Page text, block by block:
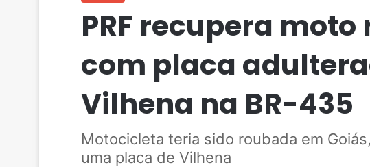
PRF recupera
com placa
Vilhena na BR-435
Motocicleta teria sido roubada em
uma placa de Vilhena